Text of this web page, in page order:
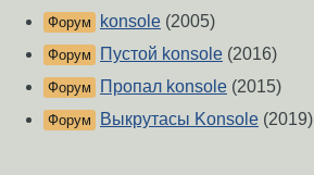
Форум konsole (2005)
Форум Пустой konsole (2016)
Форум Пропал konsole (2015)
Форум Выкрутасы Konsole (2019)